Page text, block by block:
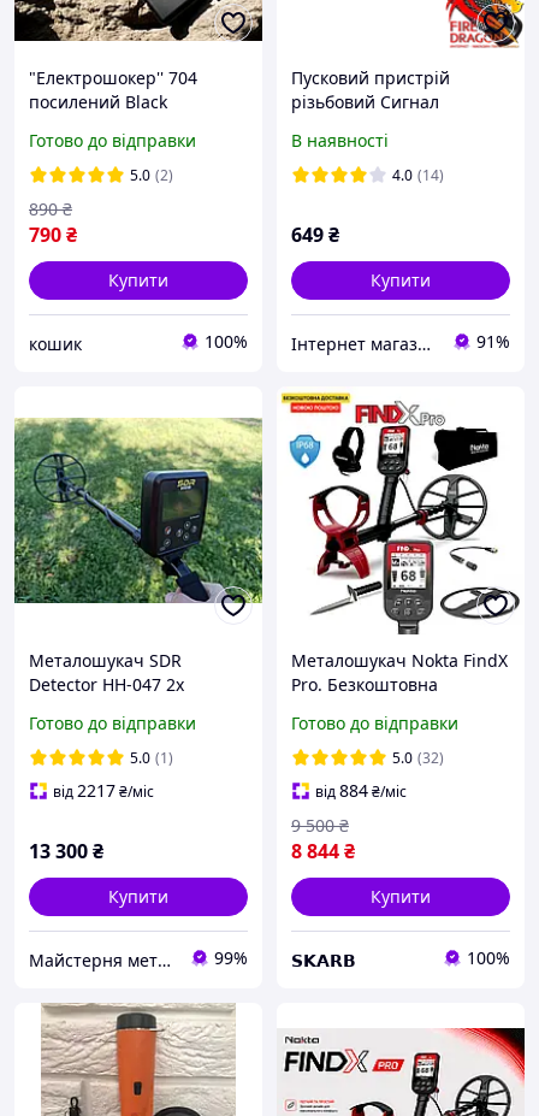
"Електрошокер'' 704
посилений Black
Готово до відправки
5.0 (2)
790₴
890 ₴
Купити
кошик 100%
Пусковий пристрій
різьбовий Сигнал
Сигнальна ракета.
В наявності
4.0 (14)
649₴
Купити
Інтернет магазин піротехніки "Вогняний Дракон" САМИЙ ШВИДКИЙ МАГАЗИН ПІРОТЕХНІКИ В КИЄВІ І УКРАЇНІ 91%
Металошукач SDR
Detector HH-047 2х
Готово до відправки
5.0 (1)
від2217₴/міс
13 300₴
Купити
Майстерня металошукачів Миколи Полюховича (KonanP) 99%
Металошукач Nokta FindX
Pro. Безкоштовна
Акумулятор. + Подарунки!
Офіційна гарантія 2 роки
Готово до відправки
5.0 (32)
від884₴/міс
8 844₴
9 500 ₴
Купити
𝗦𝗞𝗔𝗥𝗕 100%